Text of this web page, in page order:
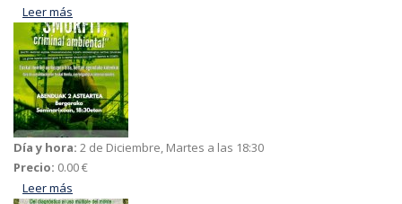
Leer más
Día y hora: 2 de Diciembre, Martes a las 18:30
Precio: 0.00 €
Leer más